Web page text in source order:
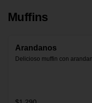
Muffins
Arandanos
Delicioso muffin con